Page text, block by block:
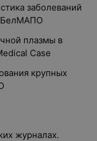
заболеваний
БелМАПО
плазмы в
Case
крупных
журналах.